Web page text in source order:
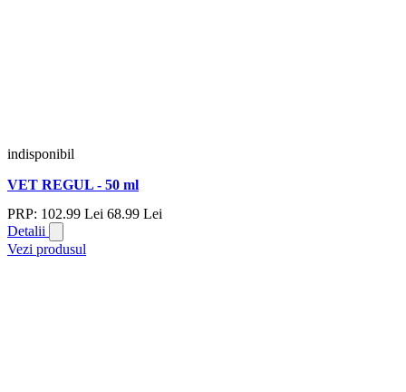
indisponibil
VET REGUL - 50 ml
PRP: 102.99 Lei 68.99 Lei
Detalii
Vezi produsul